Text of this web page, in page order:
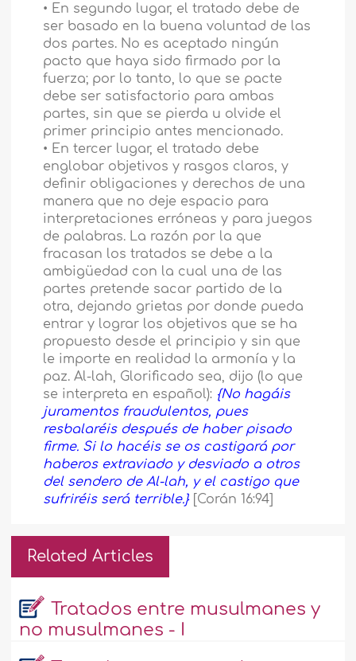
• En segundo lugar, el tratado debe de
ser basado en la buena voluntad de las
dos partes. No es aceptado ningún
pacto que haya sido firmado por la
fuerza; por lo tanto, lo que se pacte
debe ser satisfactorio para ambas
partes, sin que se pierda u olvide el
primer principio antes mencionado.
• En tercer lugar, el tratado debe
englobar objetivos y rasgos claros, y
definir obligaciones y derechos de una
manera que no deje espacio para
interpretaciones erróneas y para juegos
de palabras. La razón por la que
fracasan los tratados se debe a la
ambigüedad con la cual una de las
partes pretende sacar partido de la
otra, dejando grietas por donde pueda
entrar y lograr los objetivos que se ha
propuesto desde el principio y sin que
le importe en realidad la armonía y la
paz. Al-lah, Glorificado sea, dijo (lo que
se interpreta en español): {No hagáis
juramentos fraudulentos, pues
resbalaréis después de haber pisado
firme. Si lo hacéis se os castigará por
haberos extraviado y desviado a otros
del sendero de Al-lah, y el castigo que
sufriréis será terrible.} [Corán 16:94]
Related Articles
Tratados entre musulmanes y
no musulmanes - I